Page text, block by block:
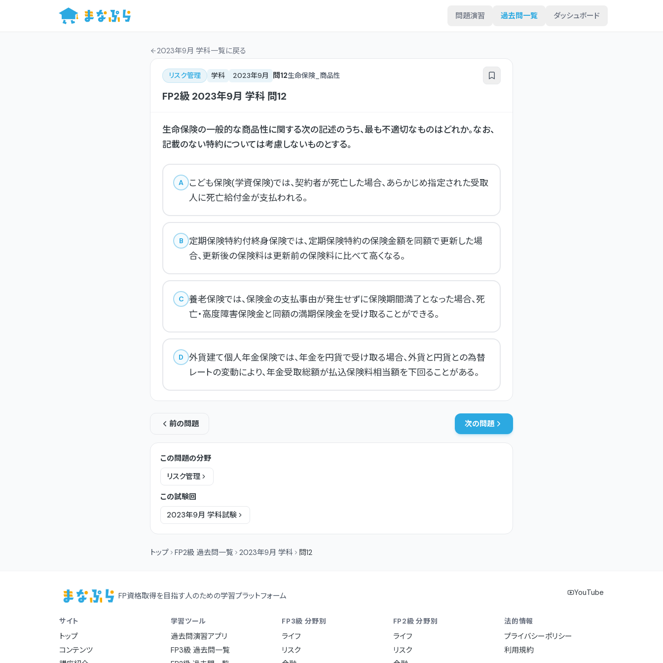
問題演習 過去問一覧 ダッシュボード
2023年9月 学科一覧に戻る
リスク管理 学科 2023年9月 問12生命保険_商品性
FP2級 2023年9月 学科 問12
生命保険の一般的な商品性に関する次の記述のうち、最も不適切なものはどれか。なお、
記載のない特約については考慮しないものとする。
A
こども保険(学資保険)では、契約者が死亡した場合、あらかじめ指定された受取
人に死亡給付金が支払われる。
B
定期保険特約付終身保険では、定期保険特約の保険金額を同額で更新した場
合、更新後の保険料は更新前の保険料に比べて高くなる。
C
養老保険では、保険金の支払事由が発生せずに保険期間満了となった場合、死
亡・高度障害保険金と同額の満期保険金を受け取ることができる。
D
外貨建て個人年金保険では、年金を円貨で受け取る場合、外貨と円貨との為替
レートの変動により、年金受取総額が払込保険料相当額を下回ることがある。
前の問題 次の問題
この問題の分野
リスク管理
この試験回
2023年9月 学科試験
トップ FP2級 過去問一覧 2023年9月 学科 問12
FP資格取得を目指す人のための学習プラットフォーム YouTube
サイト
トップ
コンテンツ
学習ツール
過去問演習アプリ
FP3級 過去問一覧
FP3級 分野別
ライフ
リスク
FP2級 分野別
ライフ
リスク
法的情報
プライバシーポリシー
利用規約